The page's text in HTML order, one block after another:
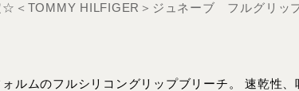
☆＜TOMMY HILFIGER＞ジュネーブ フルグリッ
ルムのフルシリコングリップブリーチ。 速乾性